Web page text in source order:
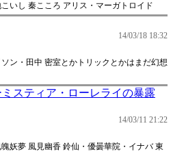
いし 秦こころ アリス・マーガトロイド
14/03/18 18:32
ン・田中 密室とかトリックとかはまだ幻想
スティア・ローレライの暴露
14/03/11 21:22
妖夢 風見幽香 鈴仙・優曇華院・イナバ 東